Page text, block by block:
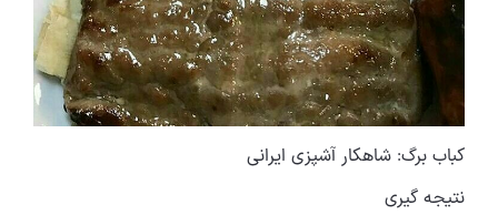
کباب برگ: شاهکار آشپزی ایرانی
نتیجه گیری